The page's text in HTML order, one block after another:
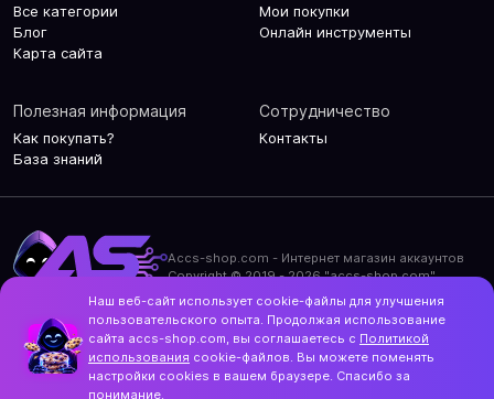
Все категории
Блог
Карта сайта
Мои покупки
Онлайн инструменты
Полезная информация
Как покупать?
База знаний
Сотрудничество
Контакты
Accs-shop.com - Интернет магазин аккаунтов
Copyright © 2019 - 2026 "accs-shop.com"
Политика использования cookie-файлов
Контакты и актуальный адрес сайта
Structo
Дизайн и разработка
Наш веб-сайт использует cookie-файлы для улучшения
пользовательского опыта. Продолжая использование
сайта accs-shop.com, вы соглашаетесь с Политикой
использования cookie-файлов. Вы можете поменять
настройки cookies в вашем браузере. Спасибо за
понимание.